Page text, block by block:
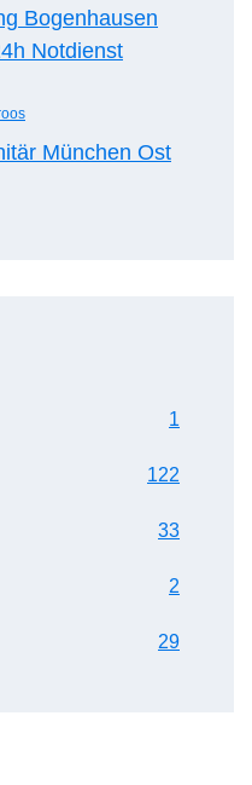
Bogenhausen
Notdienst
München Ost
1
122
33
2
29